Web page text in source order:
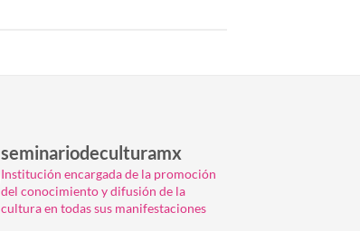
seminariodeculturamx
Institución encargada de la promoción
del conocimiento y difusión de la
cultura en todas sus manifestaciones